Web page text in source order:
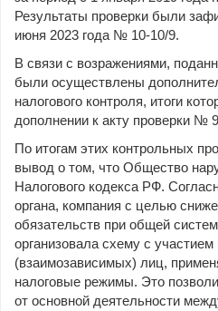
Результаты проверки были
июня 2023 года № 10-10/9.
В связи с возражениями,
были осуществлены
налогового контроля, итоги
дополнении к акту проверки №
По итогам этих контрольных
вывод о том, что Общество
Налогового кодекса РФ.
органа, компания с целью
обязательств при общей
организовала схему с
(взаимозависимых) лиц,
налоговые режимы. Это
от основной деятельности